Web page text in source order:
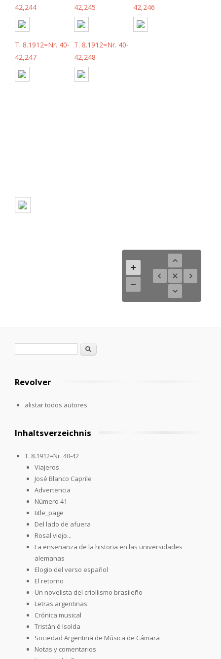
42,244
42,245
42,246
T. 8.1912=Nr. 40-
42,247
T. 8.1912=Nr. 40-
42,248
Formulario de búsqueda
Buscar
Revolver
alistar todos autores
Inhaltsverzeichnis
T. 8.1912=Nr. 40-42
Viajeros
José Blanco Caprile
Advertencia
Número 41
title_page
Del lado de afuera
Rosal viejo...
La enseñanza de la historia en las universidades
alemanas
Elogio del verso español
El retorno
Un novelista del criollismo brasileño
Letras argentinas
Crónica musical
Tristán é Isolda
Sociedad Argentina de Música de Cámara
Notas y comentarios